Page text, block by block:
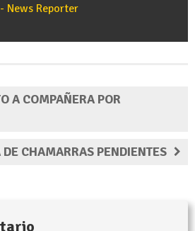
News Reporter
A COMPAÑERA POR
DE CHAMARRAS PENDIENTES